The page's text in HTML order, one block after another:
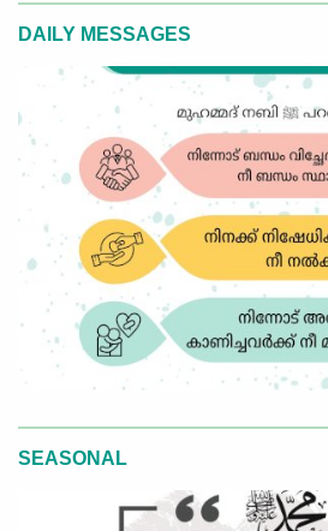
DAILY MESSAGES
SEASONAL